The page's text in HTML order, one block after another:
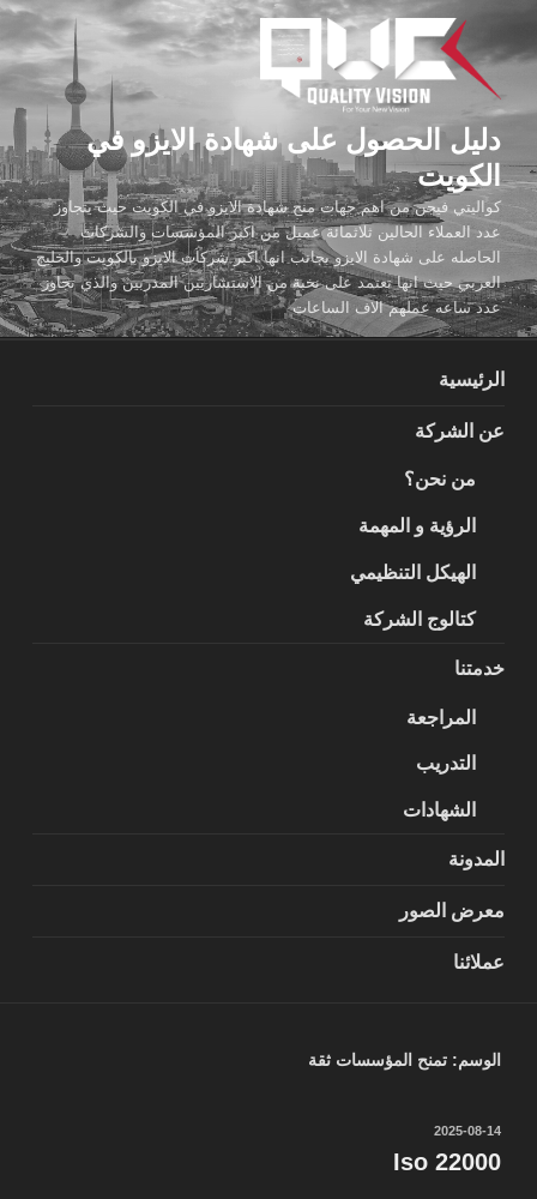
المحتوى
دليل الحصول على شهادة الايزو في
الكويت
كواليتي فيجن من اهم جهات منح شهادة الايزو في الكويت حيث يتجاوز
عدد العملاء الحالين ثلاثمائة عميل من اكبر المؤسسات والشركات
الحاصله على شهادة الايزو بجانب انها اكبر شركات الايزو بالكويت والخليج
العربي حيث انها تعتمد على نخبة من الاستشاريين المدربين والذي تجاوز
عدد ساعه عملهم الاف الساعات
الرئيسية
عن الشركة
من نحن؟
الرؤية و المهمة
الهيكل التنظيمي
كتالوج الشركة
خدمتنا
المراجعة
التدريب
الشهادات
المدونة
معرض الصور
عملائنا
الوسم: تمنح المؤسسات ثقة
نُشر
في
2025-08-14
Iso 22000